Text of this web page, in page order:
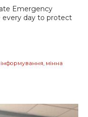
Emergency
every day to protect
інформування, мінна